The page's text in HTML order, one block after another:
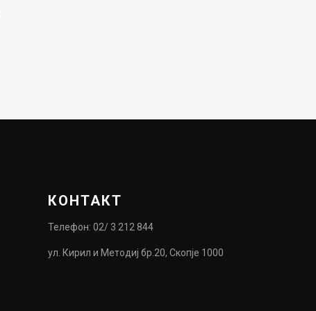
КОНТАКТ
Телефон: 02/ 3 212 844
ул. Кирил и Методиј бр.20, Скопје 1000